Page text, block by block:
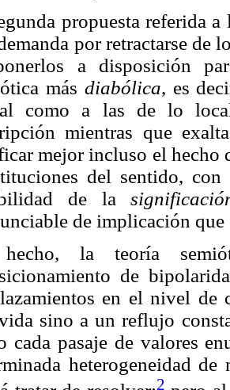
propuesta referida
por retractarse de
a disposición
más diabólica, es
como a las de lo
mientras que
mejor incluso el hecho
del sentido,
de la
de implicación
la teoría
de
en el nivel
sino a un reflujo
cada pasaje de valores
heterogeneidad
2